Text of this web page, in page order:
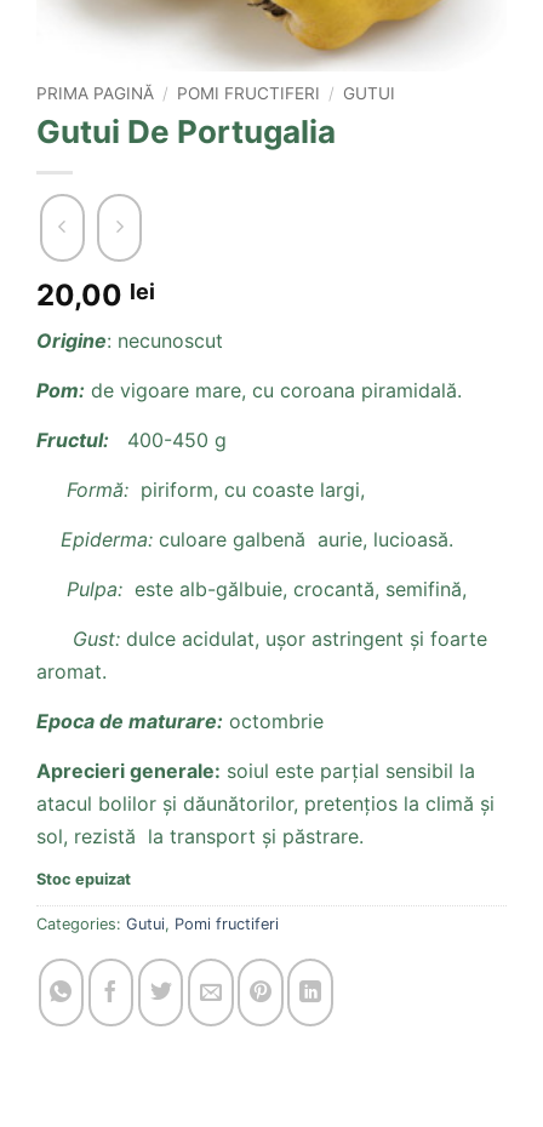
PRIMA PAGINĂ / POMI FRUCTIFERI / GUTUI
Gutui De Portugalia
20,00 lei
Origine: necunoscut
Pom: de vigoare mare, cu coroana piramidală.
Fructul: 400-450 g
Formă: piriform, cu coaste largi,
Epiderma: culoare galbenă aurie, lucioasă.
Pulpa: este alb-gălbuie, crocantă, semifină,
Gust: dulce acidulat, ușor astringent și foarte
aromat.
Epoca de maturare: octombrie
Aprecieri generale: soiul este parțial sensibil la
atacul bolilor și dăunătorilor, pretențios la climă și
sol, rezistă la transport și păstrare.
Stoc epuizat
Categories: Gutui, Pomi fructiferi